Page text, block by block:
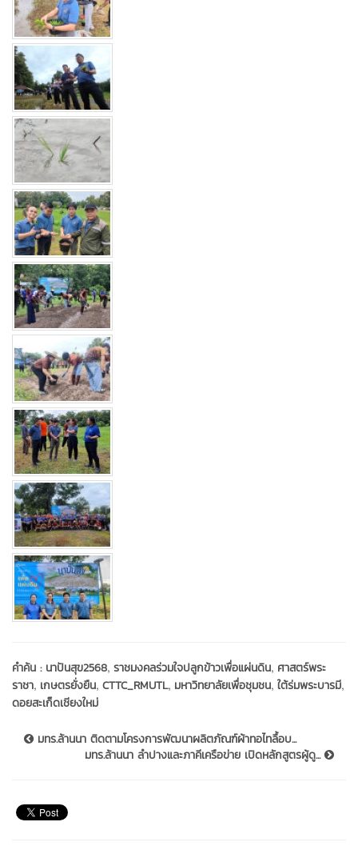
คำค้น : นาปันสุข2568, ราชมงคลร่วมใจปลูกข้าวเพื่อแผ่นดิน, ศาสตร์พระ
ราชา, เกษตรยั่งยืน, CTTC_RMUTL, มหาวิทยาลัยเพื่อชุมชน, ใต้ร่มพระบารมี,
ดอยสะเก็ดเชียงใหม่
มทร.ล้านนา ติดตามโครงการพัฒนาผลิตภัณฑ์ผ้าทอไทลื้อบ...
มทร.ล้านนา ลำปางและภาคีเครือข่าย เปิดหลักสูตรผู้ดู...